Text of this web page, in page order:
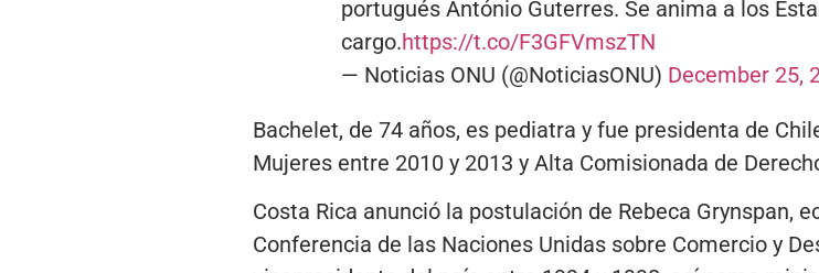
portugués António Guterres. Se anima a los
cargo.https://t.co/F3GFVmszTN
— Noticias ONU (@NoticiasONU) December 25,
Bachelet, de 74 años, es pediatra y fue presidenta de
Mujeres entre 2010 y 2013 y Alta Comisionada de
Costa Rica anunció la postulación de Rebeca Grynspan,
Conferencia de las Naciones Unidas sobre Comercio y